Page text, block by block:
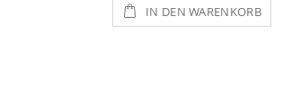
IN DEN WARENKORB